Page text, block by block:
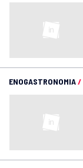
ENOGASTRONOMIA/